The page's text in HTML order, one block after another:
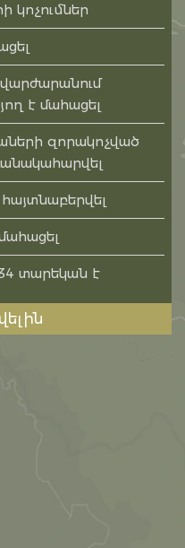
կոչումներ
է մահացել
զորակոչված
տարեկան է